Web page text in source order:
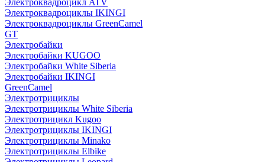
Электроквадроцикл ATV
Электроквадроциклы IKINGI
Электроквадроциклы GreenCamel
GT
Электробайки
Электробайки KUGOO
Электробайки White Siberia
Электробайки IKINGI
GreenCamel
Электротрициклы
Электротрициклы White Siberia
Электротрицикл Kugoo
Электротрициклы IKINGI
Электротрициклы Minako
Электротрициклы Elbike